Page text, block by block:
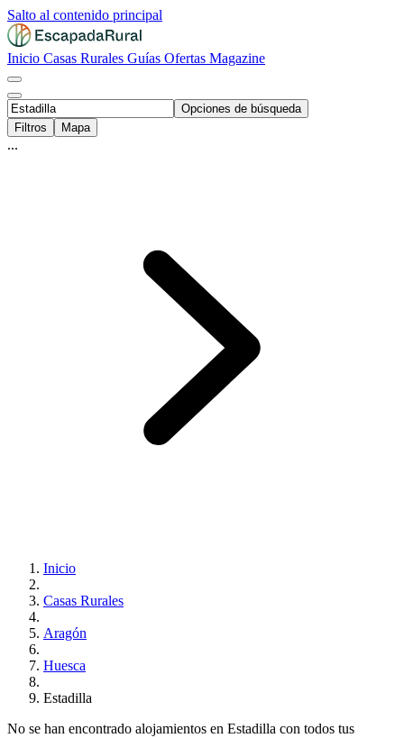
Salto al contenido principal
Inicio Casas Rurales Guías Ofertas Magazine
Opciones de búsqueda
Filtros
Mapa
...
Inicio
Casas Rurales
Aragón
Huesca
Estadilla
No se han encontrado alojamientos en Estadilla con todos tus